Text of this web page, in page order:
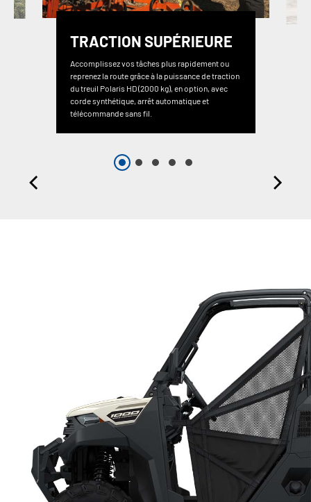
TRACTION SUPÉRIEURE
Accomplissez vos tâches plus rapidement ou
reprenez la route grâce à la puissance de traction
du treuil Polaris HD (2000 kg), en option, avec
corde synthétique, arrêt automatique et
télécommande sans fil.